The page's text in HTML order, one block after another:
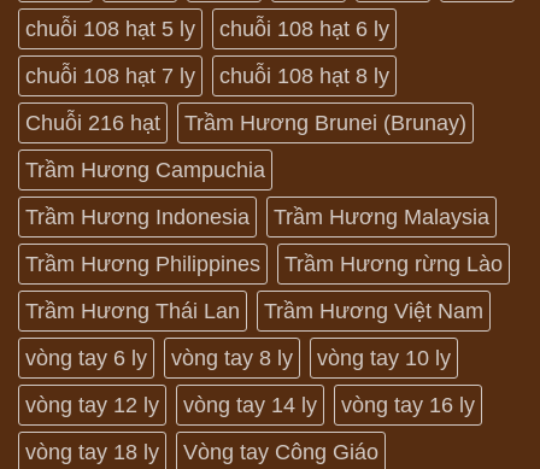
chuỗi 108 hạt 5 ly
chuỗi 108 hạt 6 ly
chuỗi 108 hạt 7 ly
chuỗi 108 hạt 8 ly
Chuỗi 216 hạt
Trầm Hương Brunei (Brunay)
Trầm Hương Campuchia
Trầm Hương Indonesia
Trầm Hương Malaysia
Trầm Hương Philippines
Trầm Hương rừng Lào
Trầm Hương Thái Lan
Trầm Hương Việt Nam
vòng tay 6 ly
vòng tay 8 ly
vòng tay 10 ly
vòng tay 12 ly
vòng tay 14 ly
vòng tay 16 ly
vòng tay 18 ly
Vòng tay Công Giáo